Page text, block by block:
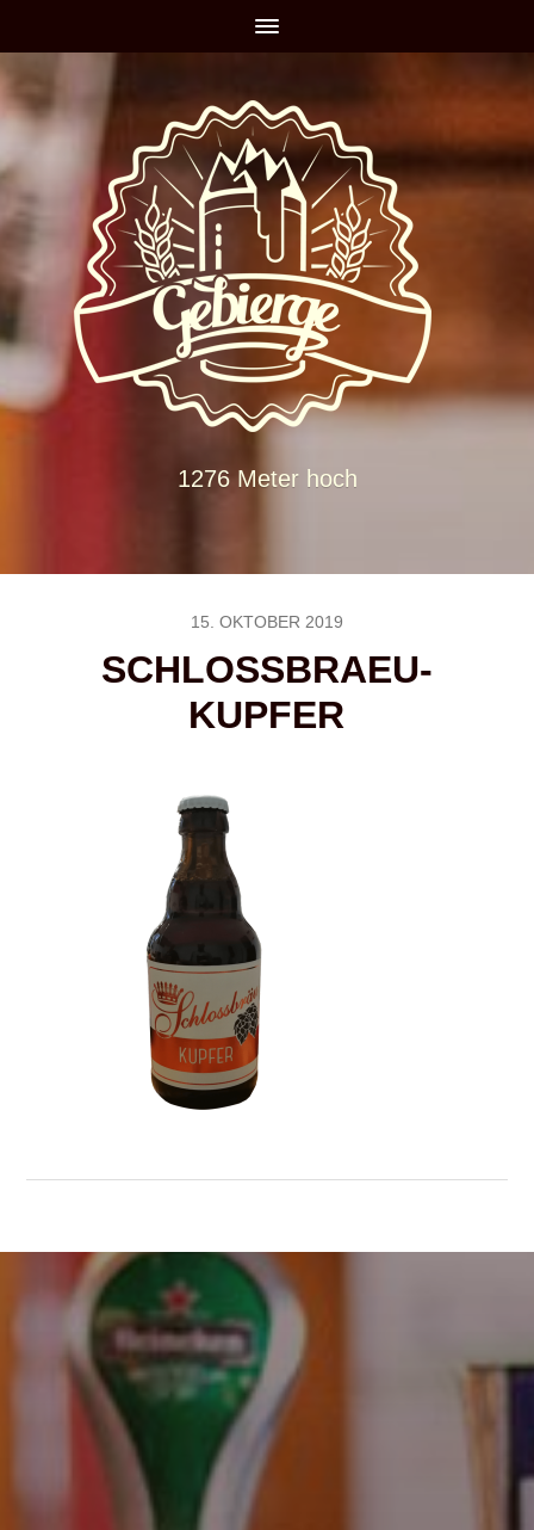
1276 Meter hoch
15. OKTOBER 2019
SCHLOSSBRAEU-
KUPFER